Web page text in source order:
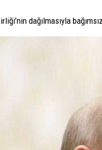
dağılmasıyla